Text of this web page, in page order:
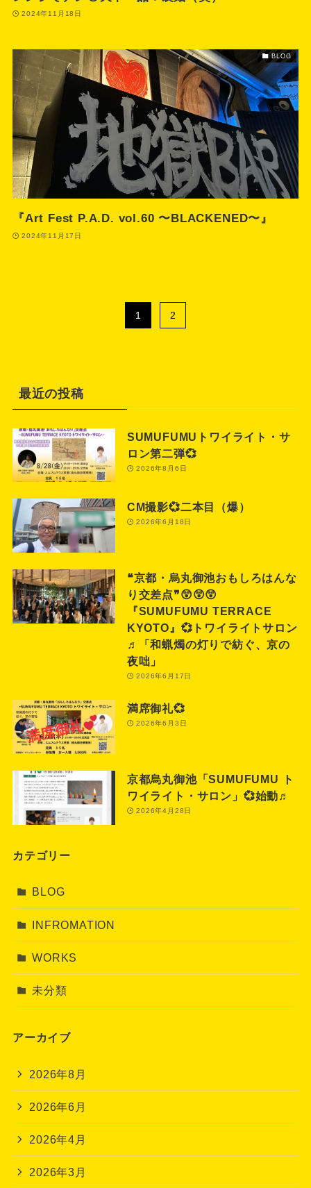
2024年11月18日
BLOG
『Art Fest P.A.D. vol.60 〜BLACKENED〜』
2024年11月17日
1 2
最近の投稿
SUMUFUMUトワイライト・サ
ロン第二弾💞
2026年8月6日
CM撮影💞二本目（爆）
2026年6月18日
❝京都・烏丸御池おもしろはんな
り交差点❞😲😲😲
『SUMUFUMU TERRACE
KYOTO』💞トワイライトサロン
♬「和蝋燭の灯りで紡ぐ、京の
夜咄」
2026年6月17日
満席御礼💞
2026年6月3日
京都烏丸御池「SUMUFUMU ト
ワイライト・サロン」💞始動♬
2026年4月28日
カテゴリー
BLOG
INFROMATION
WORKS
未分類
アーカイブ
2026年8月
2026年6月
2026年4月
2026年3月